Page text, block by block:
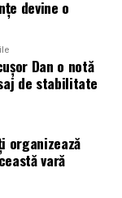
care anunță
la o transmisie
utilizatorii să
anticipează
perioada
se numără
pariurile,
călătorie.
devine o
Dan o notă
de stabilitate
organizează
vară